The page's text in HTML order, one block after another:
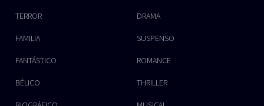
TERROR DRAMA
FAMILIA SUSPENSO
FANTÁSTICO ROMANCE
BÉLICO THRILLER